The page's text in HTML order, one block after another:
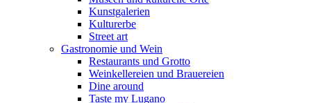
Kunstgalerien
Kulturerbe
Street art
Gastronomie und Wein
Restaurants und Grotto
Weinkellereien und Brauereien
Dine around
Taste my Lugano